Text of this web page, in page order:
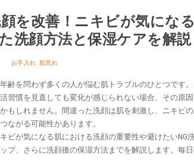
顔を改善！ニキビが気にな
洗顔方法と保湿ケアを解説
お手入れ 肌荒れ
齢を問わず多くの人が悩む肌トラブルのひとつです
習慣を見直しても変化が感じられない場合、その原
もしれません。間違った洗顔は肌を刺激し、ニキビ
ながる可能性があります。
ビが気になる肌における洗顔の重要性や避けたいNG
プ、さらに洗顔後の保湿方法までを解説します。毎